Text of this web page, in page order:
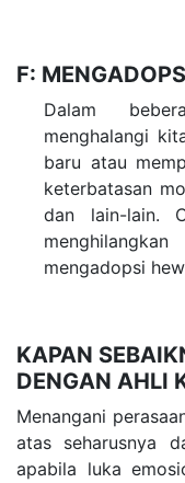
F:
Dalam
menghalangi
baru atau
keterbatasan
dan lain-lain.
mengadopsi
KAPAN
DENGAN AHLI
Menangani
atas seharusnya
apabila luka